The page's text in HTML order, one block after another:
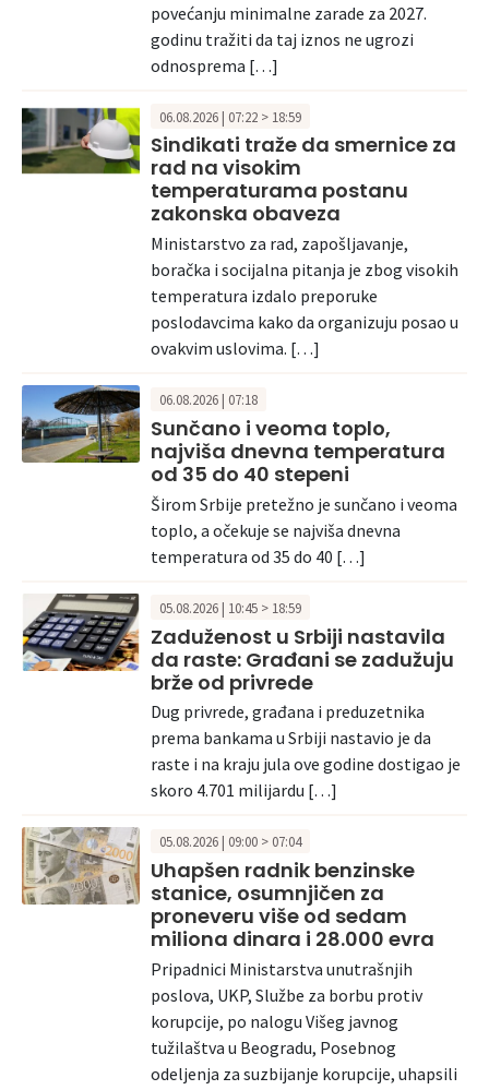
povećanju minimalne zarade za 2027.
godinu tražiti da taj iznos ne ugrozi
odnosprema […]
06.08.2026 | 07:22 > 18:59
Sindikati traže da smernice za
rad na visokim
temperaturama postanu
zakonska obaveza
Ministarstvo za rad, zapošljavanje,
boračka i socijalna pitanja je zbog visokih
temperatura izdalo preporuke
poslodavcima kako da organizuju posao u
ovakvim uslovima. […]
06.08.2026 | 07:18
Sunčano i veoma toplo,
najviša dnevna temperatura
od 35 do 40 stepeni
Širom Srbije pretežno je sunčano i veoma
toplo, a očekuje se najviša dnevna
temperatura od 35 do 40 […]
05.08.2026 | 10:45 > 18:59
Zaduženost u Srbiji nastavila
da raste: Građani se zadužuju
brže od privrede
Dug privrede, građana i preduzetnika
prema bankama u Srbiji nastavio je da
raste i na kraju jula ove godine dostigao je
skoro 4.701 milijardu […]
05.08.2026 | 09:00 > 07:04
Uhapšen radnik benzinske
stanice, osumnjičen za
proneveru više od sedam
miliona dinara i 28.000 evra
Pripadnici Ministarstva unutrašnjih
poslova, UKP, Službe za borbu protiv
korupcije, po nalogu Višeg javnog
tužilaštva u Beogradu, Posebnog
odeljenja za suzbijanje korupcije, uhapsili